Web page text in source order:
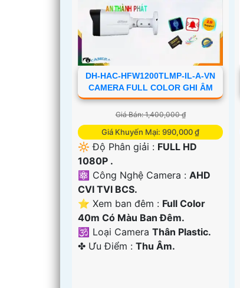
DH-HAC-HFW1200TLMP-IL-A-VN
CAMERA FULL COLOR GHI ÂM
Giá Bán: 1,400,000 ₫
Giá Khuyến Mại: 990,000 ₫
🔆 Độ Phân giải : FULL HD
1080P .
⚛️ Công Nghệ Camera : AHD
CVI TVI BCS.
⭐ Xem ban đêm : Full Color
40m Có Màu Ban Ðêm.
🕉️ Loại Camera Thân Plastic.
️✤ Ưu Điểm : Thu Âm.